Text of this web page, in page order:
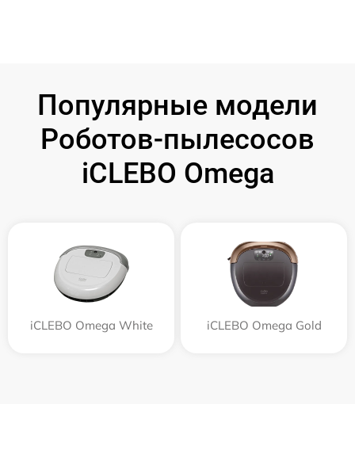
Популярные модели
Роботов-пылесосов
iCLEBO Omega
iCLEBO Omega White iCLEBO Omega Gold